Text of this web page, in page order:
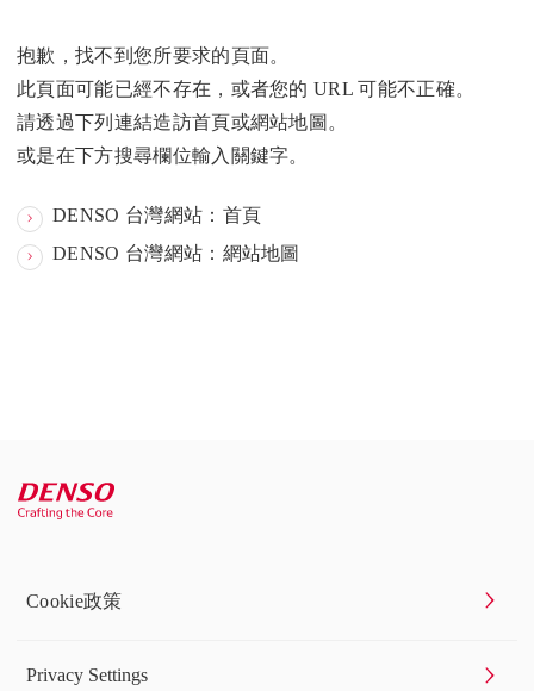
抱歉，找不到您所要求的頁面。
此頁面可能已經不存在，或者您的 URL 可能不正確。
請透過下列連結造訪首頁或網站地圖。
或是在下方搜尋欄位輸入關鍵字。
DENSO 台灣網站：首頁
DENSO 台灣網站：網站地圖
Cookie政策
Privacy Settings